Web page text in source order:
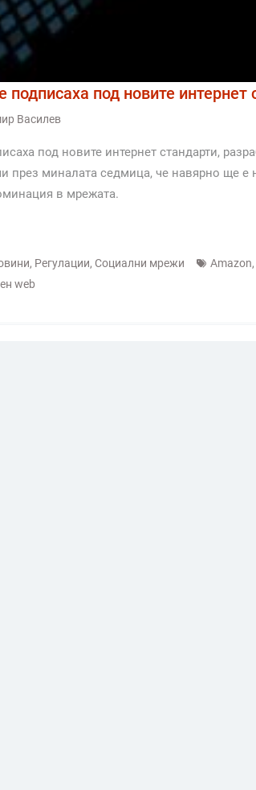
подписаха под новите интернет
Василев
под новите интернет стандарти,
през миналата седмица, че навярно ще е
в мрежата.
, Регулации, Социални мрежи Amazon,
web